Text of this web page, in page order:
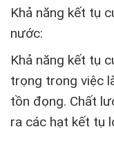
Khả năng kết tụ
nước:
Khả năng kết tụ
trọng trong việc
tồn đọng. Chất
ra các hạt kết tụ